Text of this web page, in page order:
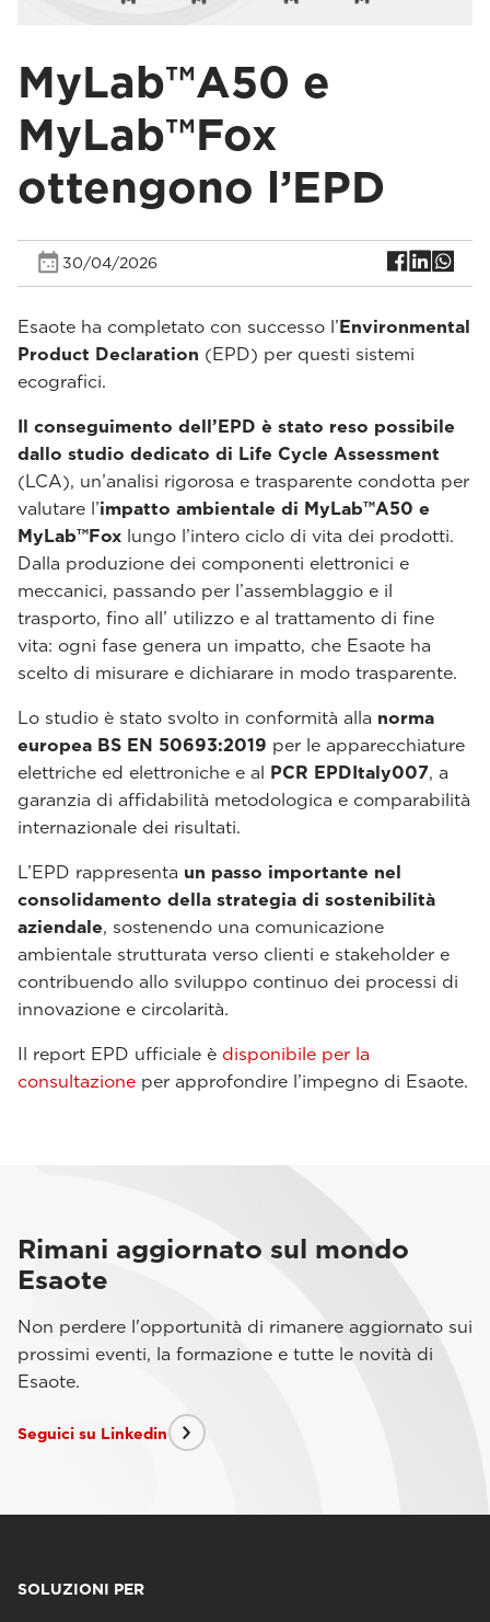
MyLab™A50 e
MyLab™Fox
ottengono l’EPD
30/04/2026
Esaote ha completato con successo l’Environmental
Product Declaration (EPD) per questi sistemi
ecografici.
Il conseguimento dell’EPD è stato reso possibile
dallo studio dedicato di Life Cycle Assessment
(LCA), un’analisi rigorosa e trasparente condotta per
valutare l’impatto ambientale di MyLab™A50 e
MyLab™Fox lungo l’intero ciclo di vita dei prodotti.
Dalla produzione dei componenti elettronici e
meccanici, passando per l’assemblaggio e il
trasporto, fino all’ utilizzo e al trattamento di fine
vita: ogni fase genera un impatto, che Esaote ha
scelto di misurare e dichiarare in modo trasparente.
Lo studio è stato svolto in conformità alla norma
europea BS EN 50693:2019 per le apparecchiature
elettriche ed elettroniche e al PCR EPDItaly007, a
garanzia di affidabilità metodologica e comparabilità
internazionale dei risultati.
L’EPD rappresenta un passo importante nel
consolidamento della strategia di sostenibilità
aziendale, sostenendo una comunicazione
ambientale strutturata verso clienti e stakeholder e
contribuendo allo sviluppo continuo dei processi di
innovazione e circolarità.
Il report EPD ufficiale è disponibile per la
consultazione per approfondire l’impegno di Esaote.
Rimani aggiornato sul mondo
Esaote
Non perdere l'opportunità di rimanere aggiornato sui
prossimi eventi, la formazione e tutte le novità di
Esaote.
Seguici su Linkedin
SOLUZIONI PER